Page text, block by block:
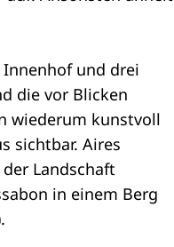
Innenhof und drei
die vor Blicken
wiederum kunstvoll
sichtbar. Aires
Landschaft
in einem Berg